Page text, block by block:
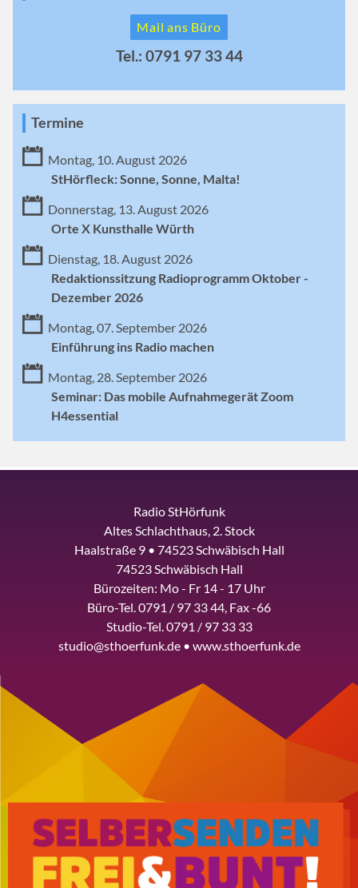
Mail ans Büro
Tel.: 0791 97 33 44
Termine
Montag, 10. August 2026
StHörfleck: Sonne, Sonne, Malta!
Donnerstag, 13. August 2026
Orte X Kunsthalle Würth
Dienstag, 18. August 2026
Redaktionssitzung Radioprogramm Oktober -
Dezember 2026
Montag, 07. September 2026
Einführung ins Radio machen
Montag, 28. September 2026
Seminar: Das mobile Aufnahmegerät Zoom
H4essential
Radio StHörfunk
Altes Schlachthaus, 2. Stock
Haalstraße 9 • 74523 Schwäbisch Hall
74523 Schwäbisch Hall
Bürozeiten: Mo - Fr 14 - 17 Uhr
Büro-Tel. 0791 / 97 33 44, Fax -66
Studio-Tel. 0791 / 97 33 33
studio@sthoerfunk.de • www.sthoerfunk.de